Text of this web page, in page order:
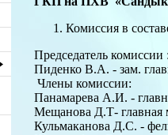
Комиссия в
Председатель комиссии
Пиденко В.А. - зам.
Члены комиссии:
Панамарева А.И. -
Мещанова Д.Т- главная
Кульмаканова Д.С. -